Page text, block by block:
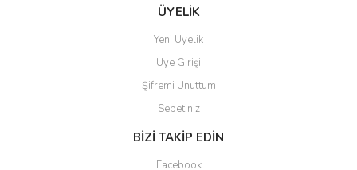
Gönder
ÜYELİK
Yeni Üyelik
Üye Girişi
Şifremi Unuttum
Sepetiniz
BİZİ TAKİP EDİN
Facebook